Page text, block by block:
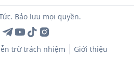
Bảo lưu mọi quyền.
trừ trách nhiệm Giới thiệu